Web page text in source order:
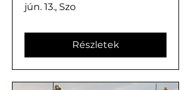
jún. 13., Szo
Részletek